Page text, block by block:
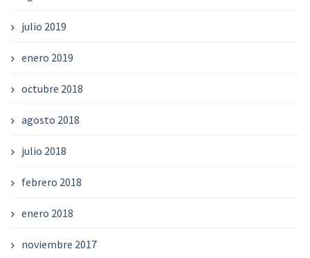
julio 2019
enero 2019
octubre 2018
agosto 2018
julio 2018
febrero 2018
enero 2018
noviembre 2017